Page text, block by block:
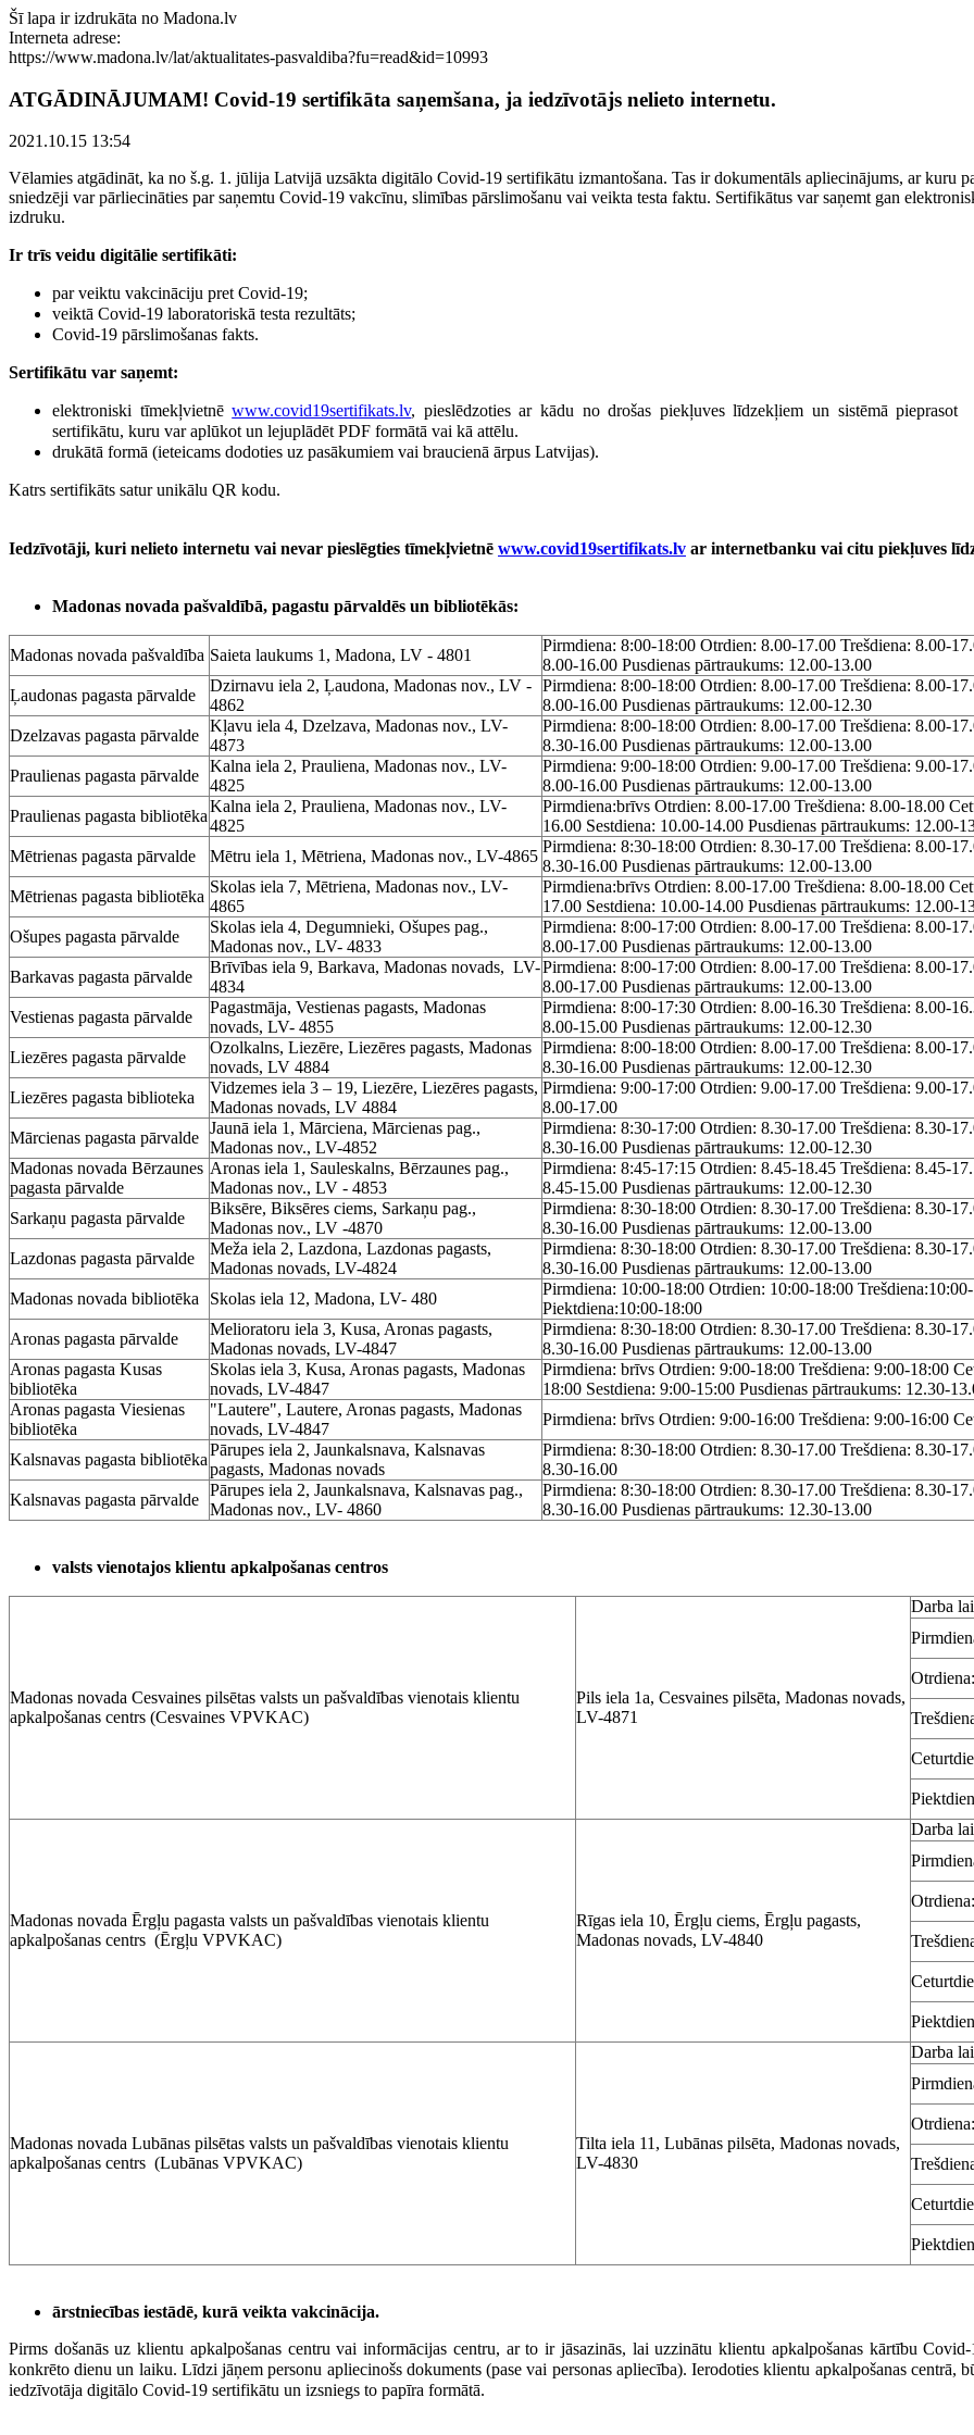
Šī lapa ir izdrukāta no Madona.lv
Interneta adrese:
https://www.madona.lv/lat/aktualitates-pasvaldiba?fu=read&id=10993
ATGĀDINĀJUMAM! Covid-19 sertifikāta saņemšana, ja iedzīvotājs nelieto internetu.
2021.10.15 13:54
Vēlamies atgādināt, ka no š.g. 1. jūlija Latvijā uzsākta digitālo Covid-19 sertifikātu izmantošana. Tas ir dokumentāls apliecinājums, ar kuru
sniedzēji var pārliecināties par saņemtu Covid-19 vakcīnu, slimības pārslimošanu vai veikta testa faktu. Sertifikātus var saņemt gan
izdruku.
Ir trīs veidu digitālie sertifikāti:
par veiktu vakcināciju pret Covid-19;
veiktā Covid-19 laboratoriskā testa rezultāts;
Covid-19 pārslimošanas fakts.
Sertifikātu var saņemt:
elektroniski tīmekļvietnēwww.covid19sertifikats.lv, pieslēdzoties ar kādu no drošas piekļuves līdzekļiem un sistēmā pieprasot
sertifikātu, kuru var aplūkot un lejuplādēt PDF formātā vai kā attēlu.
drukātā formā (ieteicams dodoties uz pasākumiem vai braucienā ārpus Latvijas).
Katrs sertifikāts satur unikālu QR kodu.
Iedzīvotāji, kuri nelieto internetu vai nevar pieslēgties tīmekļvietnē www.covid19sertifikats.lv ar internetbanku vai citu piekļuves
Madonas novada pašvaldībā, pagastu pārvaldēs un bibliotēkās:
Madonas novada pašvaldība Saieta laukums 1, Madona, LV - 4801
Pirmdiena: 8:00-18:00 Otrdien: 8.00-17.00 Trešdiena: 8.00-
8.00-16.00 Pusdienas pārtraukums: 12.00-13.00
Ļaudonas pagasta pārvalde
Dzirnavu iela 2, Ļaudona, Madonas nov., LV -
4862
Pirmdiena: 8:00-18:00 Otrdien: 8.00-17.00 Trešdiena: 8.00-
8.00-16.00 Pusdienas pārtraukums: 12.00-12.30
Dzelzavas pagasta pārvalde
Kļavu iela 4, Dzelzava, Madonas nov., LV-
4873
Pirmdiena: 8:00-18:00 Otrdien: 8.00-17.00 Trešdiena: 8.00-
8.30-16.00 Pusdienas pārtraukums: 12.00-13.00
Praulienas pagasta pārvalde
Kalna iela 2, Prauliena, Madonas nov., LV-
4825
Pirmdiena: 9:00-18:00 Otrdien: 9.00-17.00 Trešdiena: 9.00-
8.00-16.00 Pusdienas pārtraukums: 12.00-13.00
Praulienas pagasta bibliotēka
Kalna iela 2, Prauliena, Madonas nov., LV-
4825
Pirmdiena:brīvs Otrdien: 8.00-17.00 Trešdiena: 8.00-18.00
16.00 Sestdiena: 10.00-14.00 Pusdienas pārtraukums: 12.00-
Mētrienas pagasta pārvalde Mētru iela 1, Mētriena, Madonas nov., LV-4865
Pirmdiena: 8:30-18:00 Otrdien: 8.30-17.00 Trešdiena: 8.00-
8.30-16.00 Pusdienas pārtraukums: 12.00-13.00
Mētrienas pagasta bibliotēka
Skolas iela 7, Mētriena, Madonas nov., LV-
4865
Pirmdiena:brīvs Otrdien: 8.00-17.00 Trešdiena: 8.00-18.00
17.00 Sestdiena: 10.00-14.00 Pusdienas pārtraukums: 12.00-
Ošupes pagasta pārvalde
Skolas iela 4, Degumnieki, Ošupes pag.,
Madonas nov., LV- 4833
Pirmdiena: 8:00-17:00 Otrdien: 8.00-17.00 Trešdiena: 8.00-
8.00-17.00 Pusdienas pārtraukums: 12.00-13.00
Barkavas pagasta pārvalde
Brīvības iela 9, Barkava, Madonas novads, LV-
4834
Pirmdiena: 8:00-17:00 Otrdien: 8.00-17.00 Trešdiena: 8.00-
8.00-17.00 Pusdienas pārtraukums: 12.00-13.00
Vestienas pagasta pārvalde
Pagastmāja, Vestienas pagasts, Madonas
novads, LV- 4855
Pirmdiena: 8:00-17:30 Otrdien: 8.00-16.30 Trešdiena: 8.00-
8.00-15.00 Pusdienas pārtraukums: 12.00-12.30
Liezēres pagasta pārvalde
Ozolkalns, Liezēre, Liezēres pagasts, Madonas
novads, LV 4884
Pirmdiena: 8:00-18:00 Otrdien: 8.00-17.00 Trešdiena: 8.00-
8.30-16.00 Pusdienas pārtraukums: 12.00-12.30
Liezēres pagasta biblioteka
Vidzemes iela 3 – 19, Liezēre, Liezēres pagasts,
Madonas novads, LV 4884
Pirmdiena: 9:00-17:00 Otrdien: 9.00-17.00 Trešdiena: 9.00-
8.00-17.00
Mārcienas pagasta pārvalde
Jaunā iela 1, Mārciena, Mārcienas pag.,
Madonas nov., LV-4852
Pirmdiena: 8:30-17:00 Otrdien: 8.30-17.00 Trešdiena: 8.30-
8.30-16.00 Pusdienas pārtraukums: 12.00-12.30
Madonas novada Bērzaunes
pagasta pārvalde
Aronas iela 1, Sauleskalns, Bērzaunes pag.,
Madonas nov., LV - 4853
Pirmdiena: 8:45-17:15 Otrdien: 8.45-18.45 Trešdiena: 8.45-
8.45-15.00 Pusdienas pārtraukums: 12.00-12.30
Sarkaņu pagasta pārvalde
Biksēre, Biksēres ciems, Sarkaņu pag.,
Madonas nov., LV -4870
Pirmdiena: 8:30-18:00 Otrdien: 8.30-17.00 Trešdiena: 8.30-
8.30-16.00 Pusdienas pārtraukums: 12.00-13.00
Lazdonas pagasta pārvalde
Meža iela 2, Lazdona, Lazdonas pagasts,
Madonas novads, LV-4824
Pirmdiena: 8:30-18:00 Otrdien: 8.30-17.00 Trešdiena: 8.30-
8.30-16.00 Pusdienas pārtraukums: 12.00-13.00
Madonas novada bibliotēka Skolas iela 12, Madona, LV- 480
Pirmdiena: 10:00-18:00 Otrdien: 10:00-18:00
Piektdiena:10:00-18:00
Aronas pagasta pārvalde
Melioratoru iela 3, Kusa, Aronas pagasts,
Madonas novads, LV-4847
Pirmdiena: 8:30-18:00 Otrdien: 8.30-17.00 Trešdiena: 8.30-
8.30-16.00 Pusdienas pārtraukums: 12.00-13.00
Aronas pagasta Kusas
bibliotēka
Skolas iela 3, Kusa, Aronas pagasts, Madonas
novads, LV-4847
Pirmdiena: brīvs Otrdien: 9:00-18:00 Trešdiena: 9:00-18:00
18:00 Sestdiena: 9:00-15:00 Pusdienas pārtraukums: 12.30-
Aronas pagasta Viesienas
bibliotēka
"Lautere", Lautere, Aronas pagasts, Madonas
novads, LV-4847
Pirmdiena: brīvs Otrdien: 9:00-16:00 Trešdiena: 9:00-16:00
Kalsnavas pagasta bibliotēka
Pārupes iela 2, Jaunkalsnava, Kalsnavas
pagasts, Madonas novads
Pirmdiena: 8:30-18:00 Otrdien: 8.30-17.00 Trešdiena: 8.30-
8.30-16.00
Kalsnavas pagasta pārvalde
Pārupes iela 2, Jaunkalsnava, Kalsnavas pag.,
Madonas nov., LV- 4860
Pirmdiena: 8:30-18:00 Otrdien: 8.30-17.00 Trešdiena: 8.30-
8.30-16.00 Pusdienas pārtraukums: 12.30-13.00
valsts vienotajos klientu apkalpošanas centros
Madonas novada Cesvaines pilsētas valsts un pašvaldības vienotais klientu
apkalpošanas centrs (Cesvaines VPVKAC)
Pils iela 1a, Cesvaines pilsēta, Madonas novads,
LV-4871
Darba
Otrdiena:
Madonas novada Ērgļu pagasta valsts un pašvaldības vienotais klientu
apkalpošanas centrs (Ērgļu VPVKAC)
Rīgas iela 10, Ērgļu ciems, Ērgļu pagasts,
Madonas novads, LV-4840
Darba
Otrdiena:
Madonas novada Lubānas pilsētas valsts un pašvaldības vienotais klientu
apkalpošanas centrs (Lubānas VPVKAC)
Tilta iela 11, Lubānas pilsēta, Madonas novads,
LV-4830
Darba
Otrdiena:
ārstniecības iestādē, kurā veikta vakcinācija.
Pirms došanās uz klientu apkalpošanas centru vai informācijas centru, ar to ir jāsazinās, lai uzzinātu klientu apkalpošanas kārtību
konkrēto dienu un laiku. Līdzi jāņem personu apliecinošs dokuments (pase vai personas apliecība). Ierodoties klientu apkalpošanas centrā,
iedzīvotāja digitālo Covid-19 sertifikātu un izsniegs to papīra formātā.